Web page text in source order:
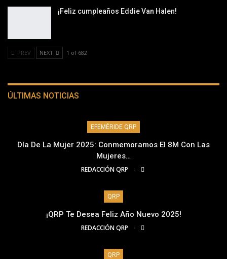
¡Feliz cumpleaños Eddie Van Halen!
PREV NEXT 1 of 682
ÚLTIMAS NOTICIAS
EFEMÉRIDE QRP
Día De La Mujer 2025: Conmemoramos El 8M Con Las
Mujeres…
REDACCIÓN QRP
QRP
¡QRP Te Desea Feliz Año Nuevo 2025!
REDACCIÓN QRP
QRP